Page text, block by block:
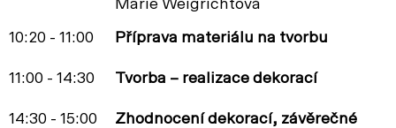
Marie Weigrichtová
10:20 - 11:00 Příprava materiálu na tvorbu
11:00 - 14:30 Tvorba – realizace dekorací
14:30 - 15:00
Zhodnocení dekorací, závěrečné